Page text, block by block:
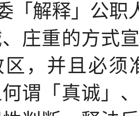
「解释」公职
、庄重的方式
区，并且必须
谓「真诚」